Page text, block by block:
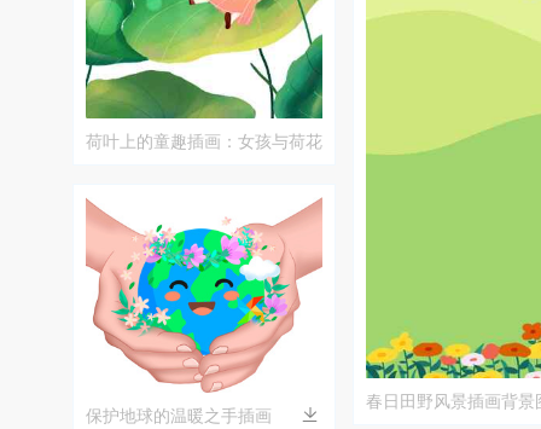
荷叶上的童趣插画：女孩与荷花
保护地球的温暖之手插画
春日田野风景插画背景